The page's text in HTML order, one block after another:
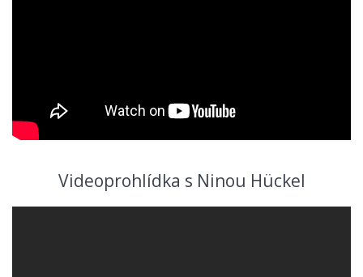
Videoprohlídka s Ninou Hückel